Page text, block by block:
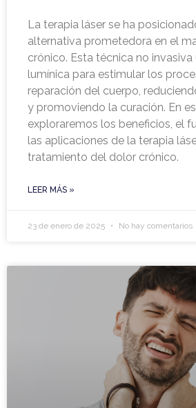
La terapia láser se ha
alternativa prometedora en el
crónico. Esta técnica no invasiva
lumínica para estimular los
reparación del cuerpo,
y promoviendo la curación. En
exploraremos los beneficios, el
las aplicaciones de la terapia
tratamiento del dolor crónico.
LEER MÁS »
23 de enero de 2025 No hay comentarios